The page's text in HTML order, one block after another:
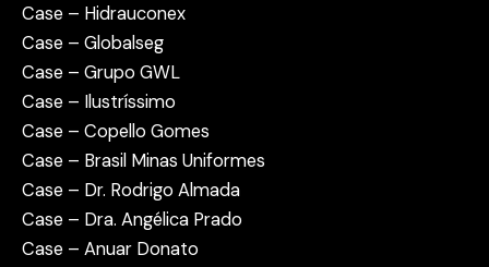
Case – Hidrauconex
Case – Globalseg
Case – Grupo GWL
Case – Ilustríssimo
Case – Copello Gomes
Case – Brasil Minas Uniformes
Case – Dr. Rodrigo Almada
Case – Dra. Angélica Prado
Case – Anuar Donato